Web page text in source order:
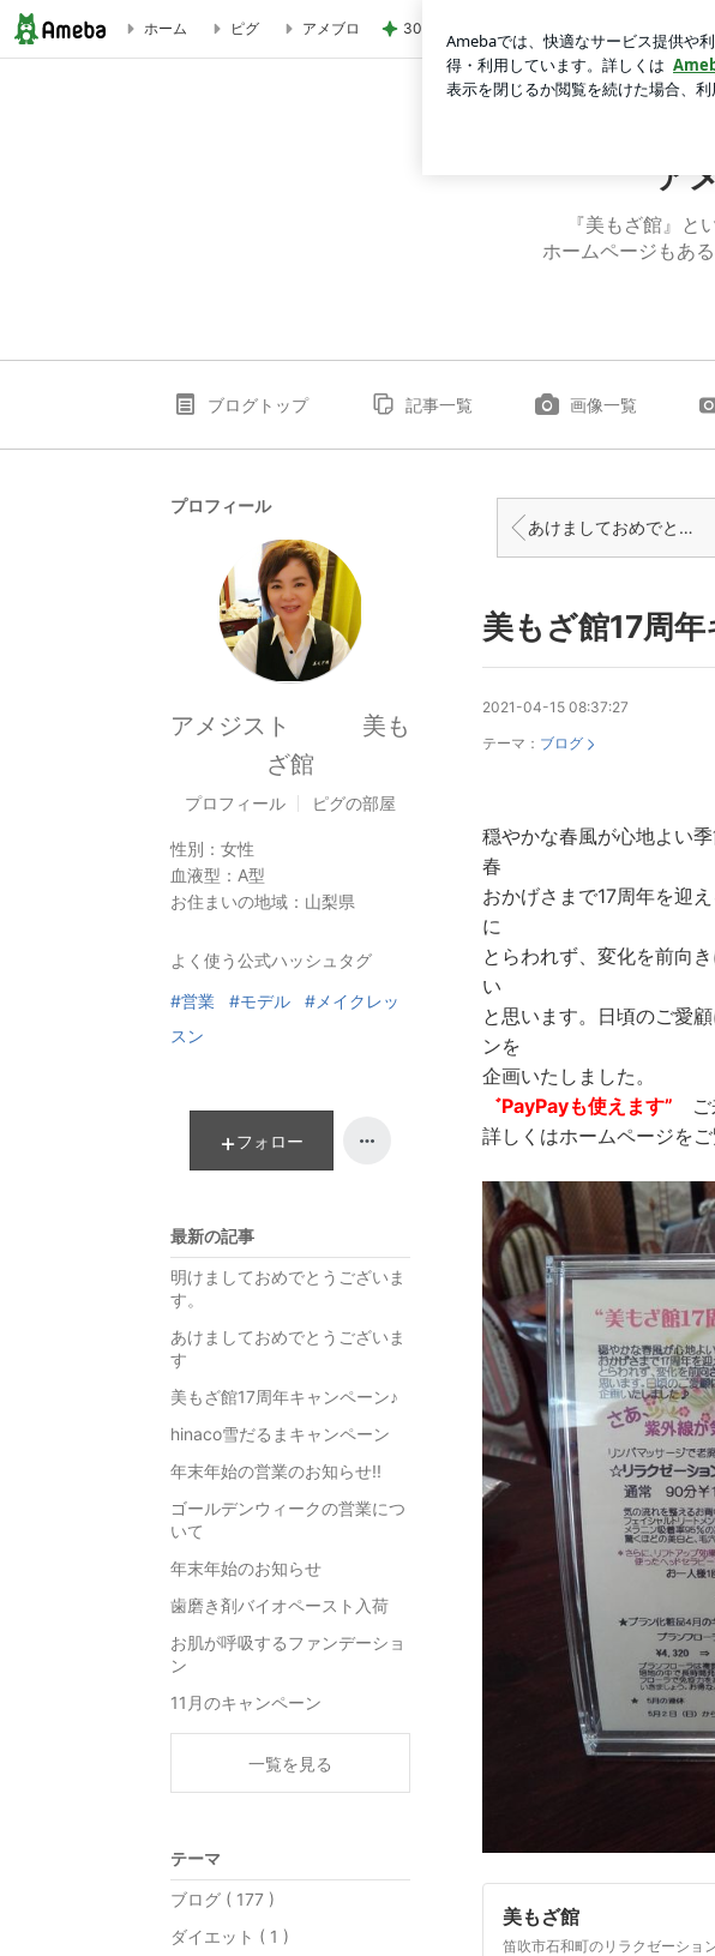
美もざ館17周年キャンペーン♪ | アメジストのブログ
ホーム ピグ アメブロ 30円の見切り品が美味しい夕食
ア
『美もざ館』と
ホームページもあ
ブログトップ 記事一覧 画像一覧
あけましておめでとうございます
美もざ館17周
2021-04-15 08:37:27
テーマ： ブログ
穏やかな春風が心地よい
春
おかげさまで17周年を迎
に
とらわれず、変化を前向
い
と思います。日頃のご愛
ンを
企画いたしました。
゛PayPayも使えます”
詳しくはホームページをご
美もざ館
プロフィール
アメジスト 美も
ざ館
プロフィール ピグの部屋
性別： 女性
血液型： A型
お住まいの地域： 山梨県
よく使う公式ハッシュタグ
#営業 #モデル
#メイクレッ
スン
フォロー
最新の記事
明けましておめでとうございま
す。
あけましておめでとうございま
す
美もざ館17周年キャンペーン♪
hinaco雪だるまキャンペーン
年末年始の営業のお知らせ!!
ゴールデンウィークの営業につ
いて
年末年始のお知らせ
歯磨き剤バイオペースト入荷
お肌が呼吸するファンデーショ
ン
11月のキャンペーン
一覧を見る
テーマ
ブログ ( 177 )
ダイエット ( 1 )